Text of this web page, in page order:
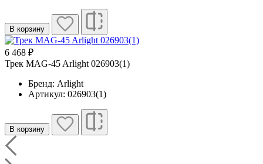
В корзину
6 468 ₽
Трек MAG-45 Arlight 026903(1)
Бренд: Arlight
Артикул: 026903(1)
В корзину